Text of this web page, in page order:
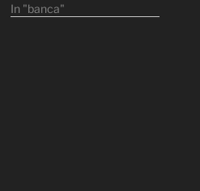
evidentul situației, ca fost
In "banca"